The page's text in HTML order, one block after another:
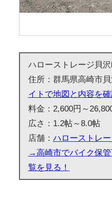
ハローストレージ貝
住所：群馬県高崎市
イトで地図と内容を
料金：2,600円～
広さ：1.2帖～8.0帖
店舗： ハローストレ
→高崎市でバイク保
覧を見る！